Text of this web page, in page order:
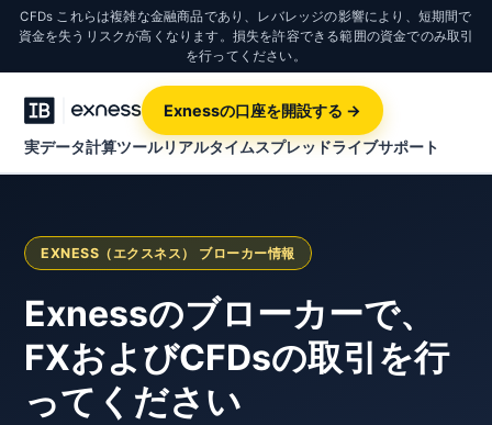
CFDs これらは複雑な金融商品であり、レバレッジの影響により、短期間で
資金を失うリスクが高くなります。損失を許容できる範囲の資金でのみ取引
を行ってください。
実データ計算ツールリアルタイムスプレッドライブサポート
Exnessの口座を開設する →
EXNESS（エクスネス） ブローカー情報
Exnessのブローカーで、
FXおよびCFDsの取引を行
ってください